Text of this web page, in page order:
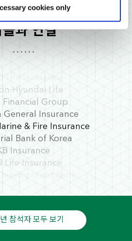
cookies for cross-site statistics,
You can change these at any
below.
cookies only
활동적인 기관 투자
들과 연결
Bank
Aid Association
Life Insurance
Life Insurance
Life Insurance
Life Insurance
Hyundai Life
Financial Group
General Insurance
& Fire Insurance
Bank of Korea
Insurance
Life Insurance
Bank
Officials Credit Union
Credit Union
Insurance
참석자 모두 보기